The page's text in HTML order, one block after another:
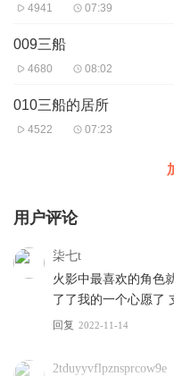
4941 07:39
009三船
4680 08:02
010三船的居所
4522 07:23
用户评论
柒七t
火影中最喜欢的角色
了了我的一个心愿了
回复 2022-11-14
2tduyyvflpznsprcow9e